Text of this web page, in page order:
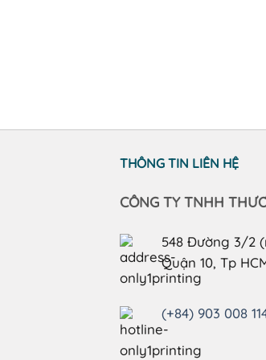
THÔNG TIN LIÊN HỆ
CÔNG TY TNHH
548 Đường 3/2
Quận 10, Tp
(+84) 903 008